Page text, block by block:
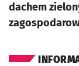
dachem